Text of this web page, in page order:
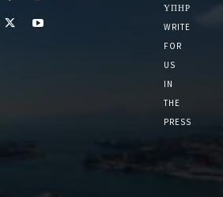
ΥΠΗΡΕΣΙΏΝ
WRITE
FOR
US
IN
THE
PRESS